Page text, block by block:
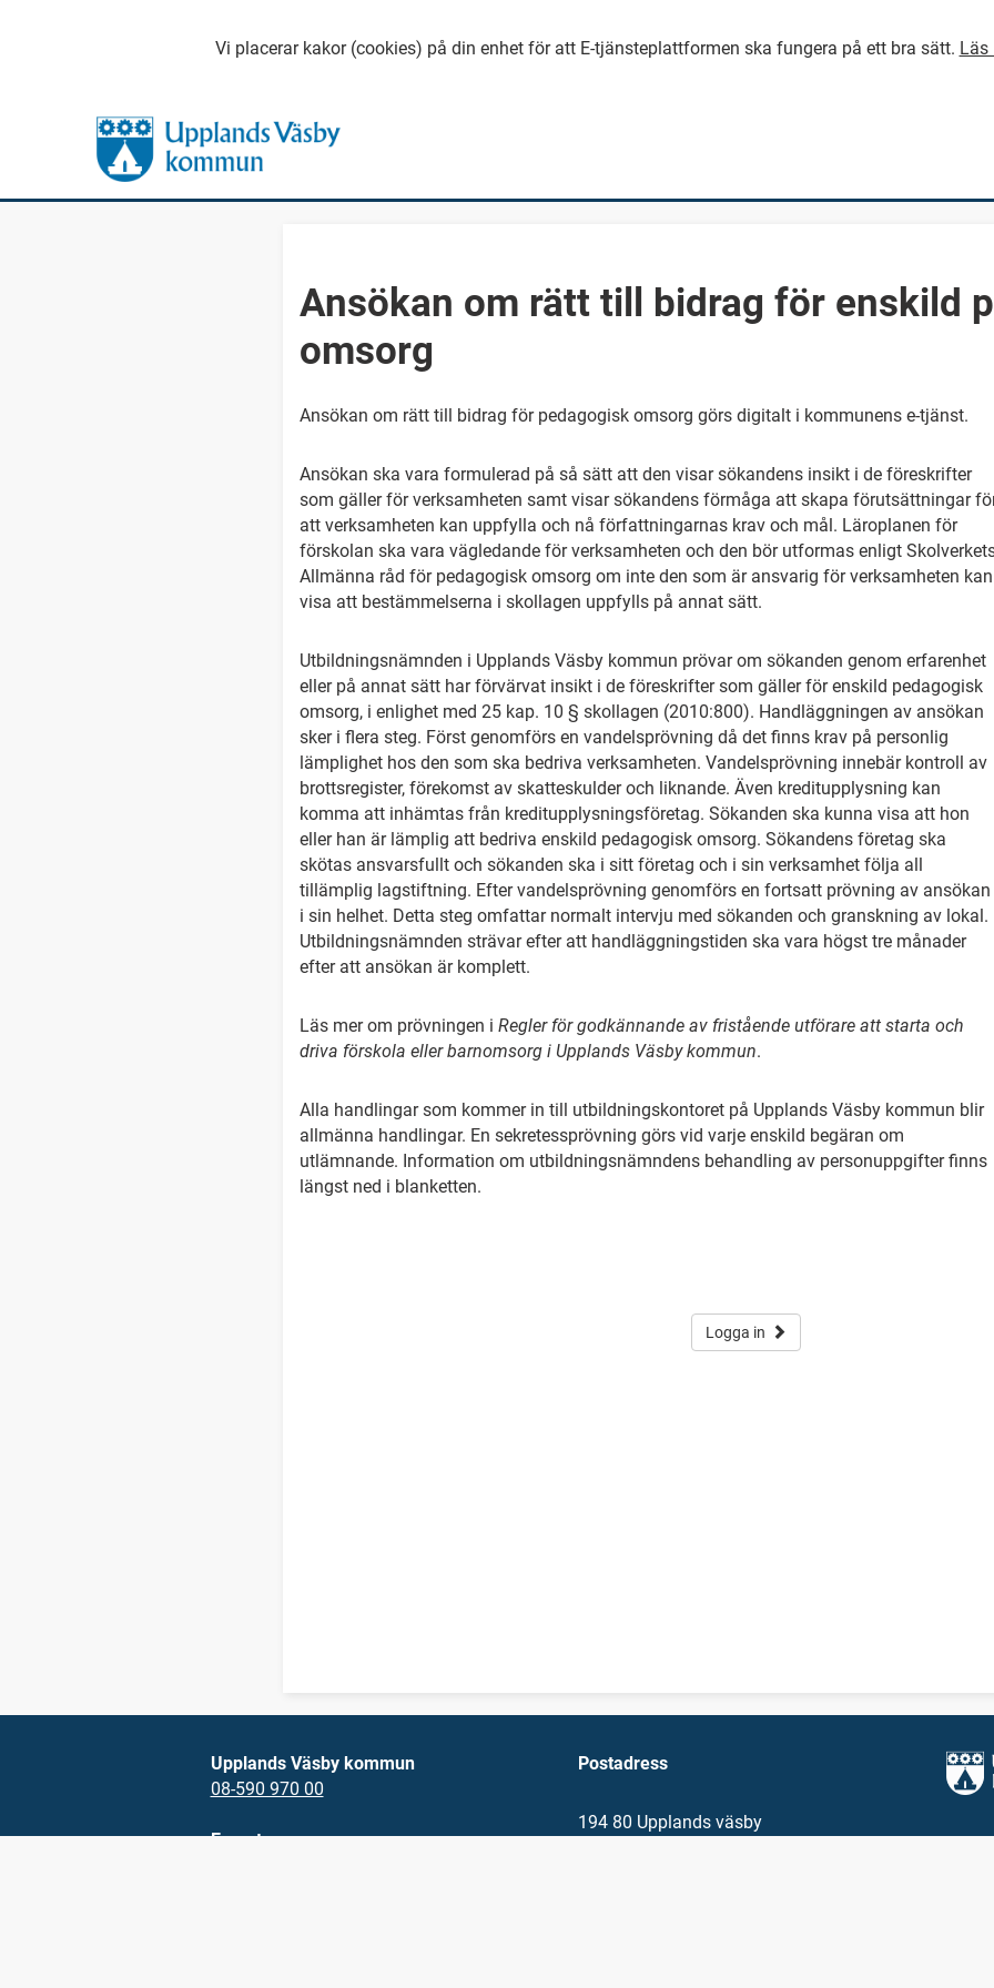
Vi placerar kakor (cookies) på din enhet för att E-tjänsteplattformen ska fungera på ett bra sätt. Läs
Ansökan om rätt till bidrag för enskild
omsorg
Ansökan om rätt till bidrag för pedagogisk omsorg görs digitalt i kommunens e-tjänst.
Ansökan ska vara formulerad på så sätt att den visar sökandens insikt i de föreskrifter
som gäller för verksamheten samt visar sökandens förmåga att skapa förutsättningar
att verksamheten kan uppfylla och nå författningarnas krav och mål. Läroplanen för
förskolan ska vara vägledande för verksamheten och den bör utformas enligt
Allmänna råd för pedagogisk omsorg om inte den som är ansvarig för verksamheten kan
visa att bestämmelserna i skollagen uppfylls på annat sätt.
Utbildningsnämnden i Upplands Väsby kommun prövar om sökanden genom erfarenhet
eller på annat sätt har förvärvat insikt i de föreskrifter som gäller för enskild pedagogisk
omsorg, i enlighet med 25 kap. 10 § skollagen (2010:800). Handläggningen av ansökan
sker i flera steg. Först genomförs en vandelsprövning då det finns krav på personlig
lämplighet hos den som ska bedriva verksamheten. Vandelsprövning innebär kontroll av
brottsregister, förekomst av skatteskulder och liknande. Även kreditupplysning kan
komma att inhämtas från kreditupplysningsföretag. Sökanden ska kunna visa att hon
eller han är lämplig att bedriva enskild pedagogisk omsorg. Sökandens företag ska
skötas ansvarsfullt och sökanden ska i sitt företag och i sin verksamhet följa all
tillämplig lagstiftning. Efter vandelsprövning genomförs en fortsatt prövning av ansökan
i sin helhet. Detta steg omfattar normalt intervju med sökanden och granskning av lokal.
Utbildningsnämnden strävar efter att handläggningstiden ska vara högst tre månader
efter att ansökan är komplett.
Läs mer om prövningen i Regler för godkännande av fristående utförare att starta och
driva förskola eller barnomsorg i Upplands Väsby kommun.
Alla handlingar som kommer in till utbildningskontoret på Upplands Väsby kommun blir
allmänna handlingar. En sekretessprövning görs vid varje enskild begäran om
utlämnande. Information om utbildningsnämndens behandling av personuppgifter finns
längst ned i blanketten.
Logga in
Upplands Väsby kommun
08-590 970 00
E-post
Postadress
194 80 Upplands väsby